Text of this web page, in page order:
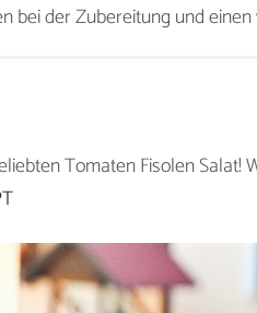
bei der Zubereitung und
Tomaten Fisolen Salat!